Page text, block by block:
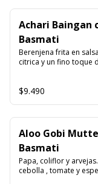
Achari Baingan
Basmati
Berenjena frita en
citrica y un fino toque
$9.490
Aloo Gobi
Basmati
Papa, coliflor y
cebolla , tomate y